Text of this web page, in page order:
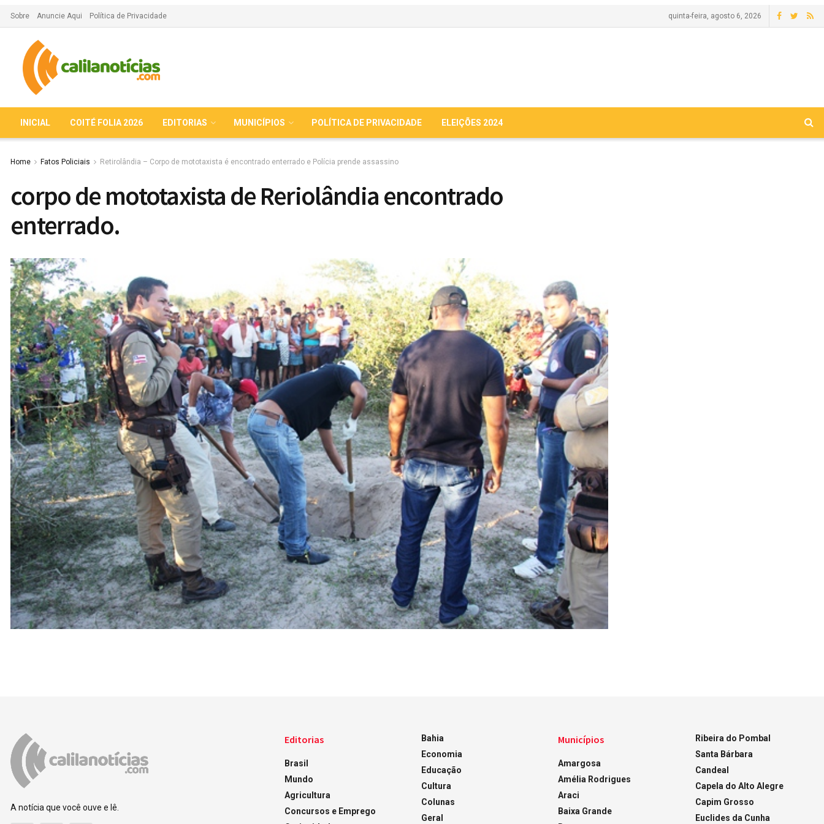
Sobre Anuncie Aqui Política de Privacidade quinta-feira, agosto 6, 2026
INICIAL COITÉ FOLIA 2026 EDITORIAS MUNICÍPIOS POLÍTICA DE PRIVACIDADE ELEIÇÕES 2024
Home Fatos Policiais Retirolândia – Corpo de mototaxista é encontrado enterrado e Polícia prende assassino
corpo de mototaxista de Reriolândia encontrado
enterrado.
A notícia que você ouve e lê.
Editorias
Brasil
Mundo
Agricultura
Concursos e Emprego
Bahia
Economia
Educação
Cultura
Colunas
Geral
Municípios
Amargosa
Amélia Rodrigues
Araci
Baixa Grande
Ribeira do Pombal
Santa Bárbara
Candeal
Capela do Alto Alegre
Capim Grosso
Euclides da Cunha